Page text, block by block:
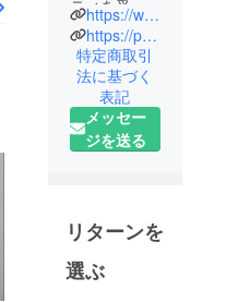
ティを受注
して生産す
る会社で
す。
コーヒー缶
やペットボ
トルにおも
るのを見た
ことがあり
ますでしょ
https://www.stationsbreak.com/
https://page.line.me/?accountId=858qjnod&openerPlatform
特定商取引
法に基づく
表記
メッセー
ジを送る
リターンを
選ぶ